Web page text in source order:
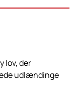
lov, der
udlændinge